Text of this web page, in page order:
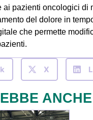
ai pazienti oncologici di
del dolore in
che permette
X